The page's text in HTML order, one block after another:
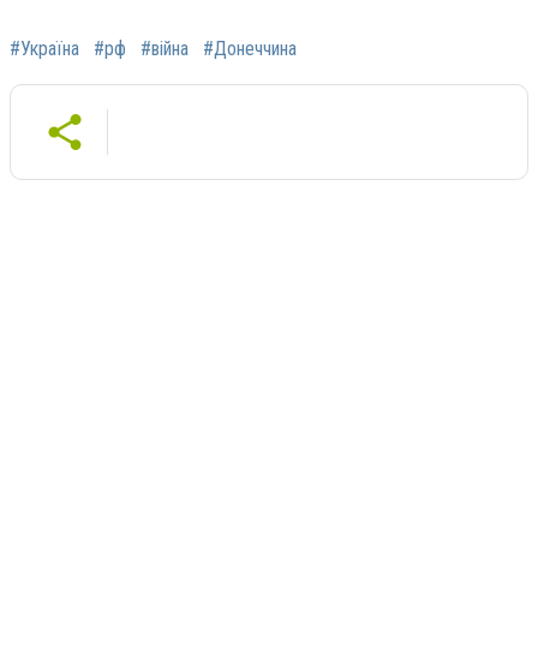
#Україна #рф #війна #Донеччина